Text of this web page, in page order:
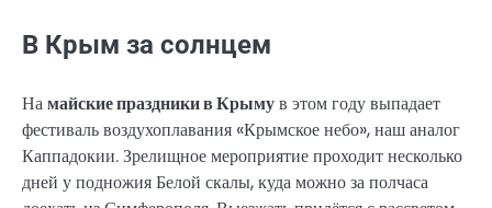
В Крым за солнцем
Намайские праздники в Крымув этом году выпадает
фестиваль воздухоплавания «Крымское небо», наш аналог
Каппадокии. Зрелищное мероприятие проходит несколько
дней у подножия Белой скалы, куда можно за полчаса